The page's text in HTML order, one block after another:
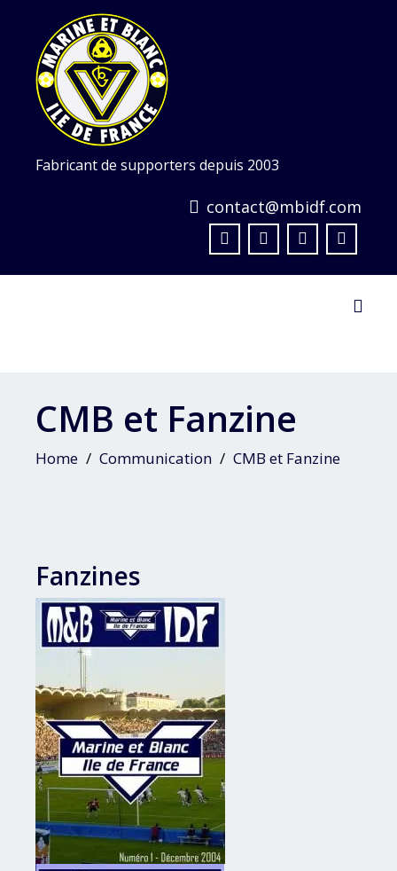
content
Fabricant de supporters depuis 2003
contact@mbidf.com
CMB et Fanzine
Home Communication CMB et Fanzine
Fanzines